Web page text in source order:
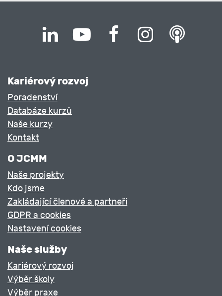
Kariérový rozvoj
Poradenství
Databáze kurzů
Naše kurzy
Kontakt
O JCMM
Naše projekty
Kdo jsme
Zakládající členové a partneři
GDPR a cookies
Nastavení cookies
Naše služby
Kariérový rozvoj
Výběr školy
Výběr praxe